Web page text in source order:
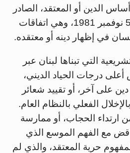
الدين أو المعتقد، الصادر
عن الأمم المتحدة في 5 نوفمبر 1981، وهي اتفاقات
في إظهار دينه أو معتقده.
التي تبناها لبنان عبر
درجات الحياد الديني،
على آخر، أو تقييد شعائر
الفعلي بالنظام العام.
ارتداء الحجاب، أو ممارسة
مع الفهم الموسع الذي
لمفهوم حرية المعتقد، والذي لم